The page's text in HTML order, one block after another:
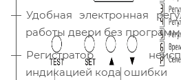
Удобная электронная
работы двери без
Регистратор
индикацией кода ошибки